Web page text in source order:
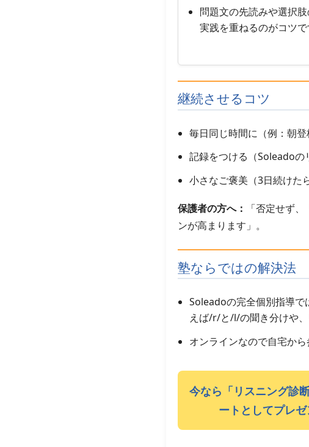
問題文の先読みや選択
実践を重ねるのがコツで
継続させるコツ
毎日同じ時間に（例：朝登
記録をつける（Soleadoの
小さなご褒美（3日続けた
保護者の方へ：
「否定せず
ンが高まります」。
塾ならではの解決法
Soleadoの完全個別指導で
えば/r/と/l/の聞き分けや、
オンラインなので自宅か
今なら「リスニング診
ートとしてプレ